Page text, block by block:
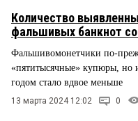
Количество
фальшивых банкнот
Фальшивомонетчики по-
«пятитысячные» купюры, но
годом стало вдвое меньше
13 марта 2024 12:02 0